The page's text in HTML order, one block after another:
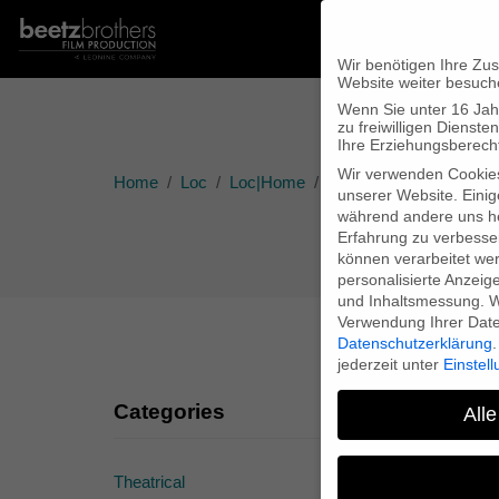
Home Loc Loc|Home „GABO” shortlisted
Categories
Theatrical
Wir benötigen Ihre
Website weiter
Wenn Sie unter 16
zu freiwilligen
Ihre
Wir verwenden
unserer Website.
während andere uns
Erfahrung zu
können verarbeitet
personalisierte
und Inhaltsmessung.
Verwendung Ihrer
Datenschutzerklärung
jederzeit unter